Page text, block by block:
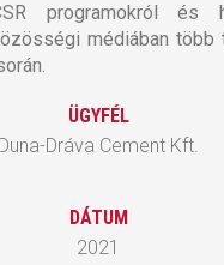
programokról és
médiában
ÜGYFÉL
Duna-Dráva Cement Kft.
DÁTUM
2021